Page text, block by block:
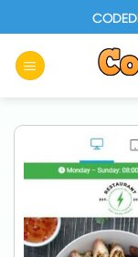
to
content